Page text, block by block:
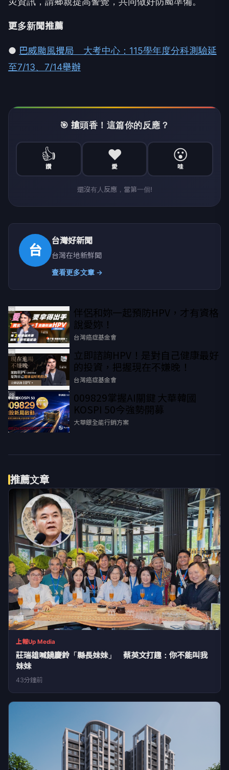
更多新聞推薦
● 巴威颱風攪局 大考中心：115學年度分科測驗延
至7/13、7/14舉辦
🎯 搶頭香！這篇你的反應？
👍
讚
❤️
愛
😮
哇
還沒有人反應，當第一個!
台
台灣好新聞
台灣在地新鮮聞
查看更多文章 →
PR
伴侶和妳一起預防HPV，才有資格
說愛妳！
台灣癌症基金會
PR
立即諮詢HPV！是對自己健康最好
的投資，把握現在不嫌晚！
台灣癌症基金會
PR
009829掌握AI關鍵 大華韓國
KOSPI 50今強勢開募
大華銀全能行銷方案
推薦文章
上報Up Media
莊瑞雄喊饒慶鈴「縣長妹妹」 蔡英文打趣：你不能叫我
妹妹
43分鐘前